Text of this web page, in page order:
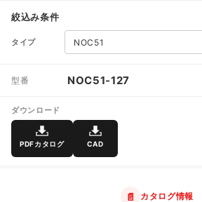
絞込み条件
タイプ
型番 NOC51-127
ダウンロード
PDFカタログ CAD
📄 カタログ情報